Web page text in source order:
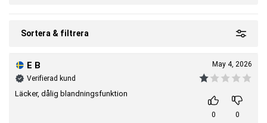
Sortera & filtrera
E B
Verifierad kund
Läcker, dålig blandningsfunktion
May 4, 2026
0 0